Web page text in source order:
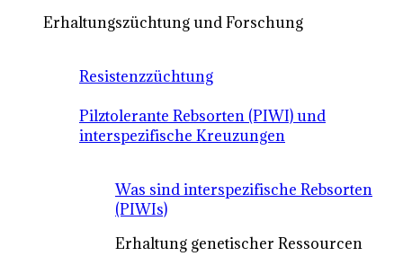
Erhaltungszüchtung und Forschung
Resistenzzüchtung
Pilztolerante Rebsorten (PIWI) und
interspezifische Kreuzungen
Was sind interspezifische Rebsorten
(PIWIs)
Erhaltung genetischer Ressourcen